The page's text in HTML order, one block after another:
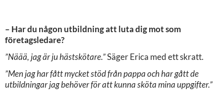
– Har du någon utbildning att luta dig mot som
företagsledare?
”Näää, jag är ju hästskötare.”Säger Erica med ett skratt.
”Men jag har fått mycket stöd från pappa och har gått de
utbildningar jag behöver för att kunna sköta mina uppgifter.”